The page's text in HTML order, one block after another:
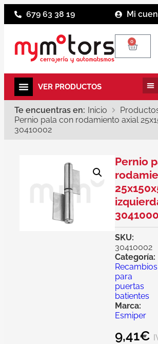
679 63 38 19 Mi
0
Te encuentras en: Inicio
Pernio pala con rodamiento axial
30410002
Pernio
SKU:
30410002
Categoría:
Recambios
para
puertas
batientes
Marca:
Esmiper
9,41€